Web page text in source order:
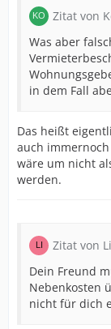
Zitat von
Was aber
in dem Fall
Das heißt
auch
wäre um nicht
werden.
Zitat von
Dein Freund
Nebenkosten
nicht für dich